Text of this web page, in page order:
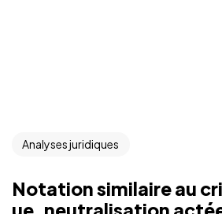
Analyses juridiques
Notation similaire au